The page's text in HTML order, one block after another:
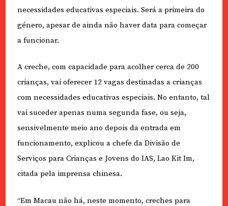
necessidades educativas especiais. Será a primeira do
género, apesar de ainda não haver data para começar
a funcionar.
A creche, com capacidade para acolher cerca de 200
crianças, vai oferecer 12 vagas destinadas a crianças
com necessidades educativas especiais. No entanto, tal
vai suceder apenas numa segunda fase, ou seja,
sensivelmente meio ano depois da entrada em
funcionamento, explicou a chefe da Divisão de
Serviços para Crianças e Jovens do IAS, Lao Kit Im,
citada pela imprensa chinesa.
“Em Macau não há, neste momento, creches para